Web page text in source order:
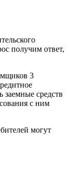
получим ответ,
3
заемные средств
с ним
могут